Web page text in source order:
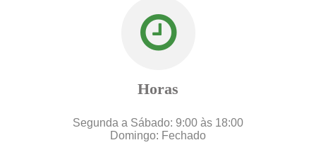
Horas
Segunda a Sábado: 9:00 às 18:00
Domingo: Fechado